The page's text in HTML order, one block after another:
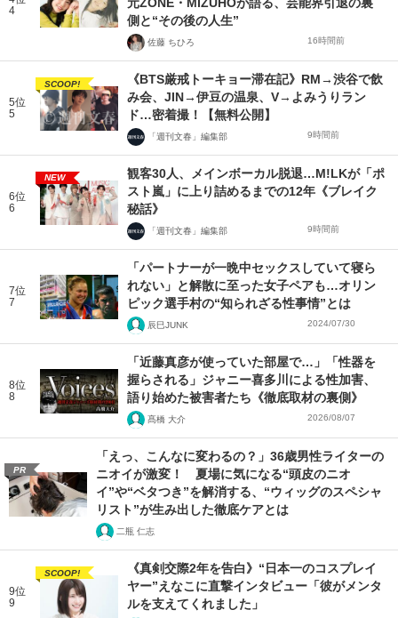
4
元ZONE・MIZUHOが語る、芸能界引退の裏
側と“その後の人生”
佐藤 ちひろ 16時間前
5位
5
SCOOP!
《BTS厳戒トーキョー滞在記》RM→渋谷で飲
み会、JIN→伊豆の温泉、V→よみうりラン
ド…密着撮！【無料公開】
「週刊文春」編集部 9時間前
6位
6
NEW
観客30人、メインボーカル脱退…M!LKが「ポ
スト嵐」に上り詰めるまでの12年《ブレイク
秘話》
「週刊文春」編集部 9時間前
7位
7
「パートナーが一晩中セックスしていて寝ら
れない」と解散に至った女子ペアも…オリン
ピック選手村の“知られざる性事情”とは
辰巳JUNK 2024/07/30
8位
8
「近藤真彦が使っていた部屋で…」「性器を
握らされる」ジャニー喜多川による性加害、
語り始めた被害者たち《徹底取材の裏側》
髙橋 大介 2026/08/07
PR
「えっ、こんなに変わるの？」36歳男性ライターの
ニオイが激変！ 夏場に気になる“頭皮のニオ
イ”や“ベタつき”を解消する、“ウィッグのスペシャ
リスト”が生み出した徹底ケアとは
二瓶 仁志
9位
9
SCOOP!
《真剣交際2年を告白》“日本一のコスプレイ
ヤー”えなこに直撃インタビュー「彼がメンタ
ルを支えてくれました」